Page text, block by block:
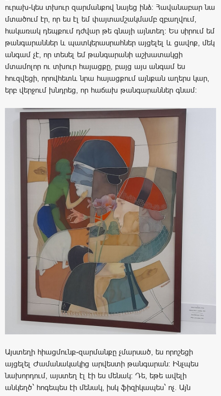
ուրախ-կես տխուր զարմանքով նայեց ինձ։ Հավանաբար նա
մտածում էր, որ ես էլ եմ փայտամշակմամբ զբաղվում,
հակառակ դեպքում դժվար թե գնայի այնտեղ։ Ես սիրում եմ
թանգարաններ և պատկերասրահներ այցելել և ցավոք, մեկ
անգամ չէ, որ տեսել եմ թանգարանի աշխատակցի
մտամոլոր ու տխուր հայացքը, բայց այս անգամ ես
հուզվեցի, որովհետև նրա հայացքում այնքան աղերս կար,
երբ վերջում խնդրեց, որ հաճախ թանգարաններ գնամ:
Այստեղի հիացմունք-զարմանքը չմարսած, ես որոշեցի
այցելել Ժամանակակից արվեստի թանգարան։ Ինչպես
նախորդում, այստեղ էլ էի ես մենակ։ Դե, եթե ավելի
անկեղծ` հոգեպես էի մենակ, իսկ ֆիզիկապես` ոչ. Այն